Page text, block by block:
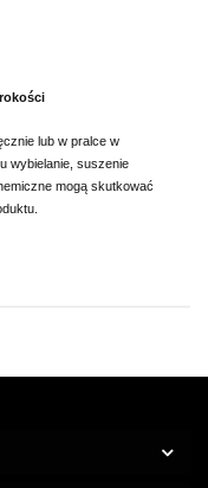
lub w pralce w
wybielanie, suszenie
mogą skutkować